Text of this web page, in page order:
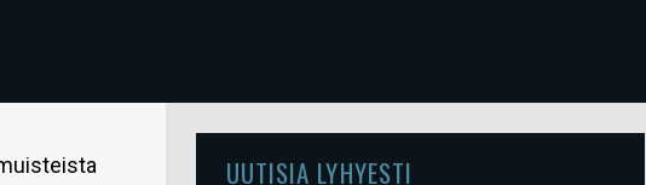
UUTISIA LYHYESTI